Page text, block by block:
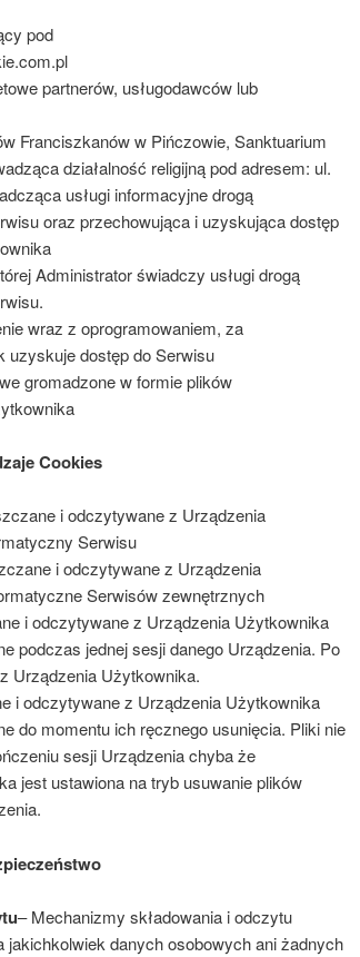
pod
partnerów, usługodawców lub
Franciszkanów w Pińczowie, Sanktuarium
działalność religijną pod adresem: ul.
usługi informacyjne drogą
oraz przechowująca i uzyskująca dostęp
Administrator świadczy usługi drogą
wraz z oprogramowaniem, za
uzyskuje dostęp do Serwisu
gromadzone w formie plików
Cookies
i odczytywane z Urządzenia
Serwisu
i odczytywane z Urządzenia
Serwisów zewnętrznych
i odczytywane z Urządzenia Użytkownika
podczas jednej sesji danego Urządzenia. Po
Urządzenia Użytkownika.
i odczytywane z Urządzenia Użytkownika
do momentu ich ręcznego usunięcia. Pliki nie
sesji Urządzenia chyba że
jest ustawiona na tryb usuwanie plików
– Mechanizmy składowania i odczytu
jakichkolwiek danych osobowych ani żadnych